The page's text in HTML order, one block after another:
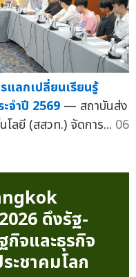
แลกเปลี่ยนเรียนรู้
จำปี 2569 — สถาบันส่ง
โลยี (สสวท.) จัดการ... 06
ดึงรัฐ-
จและธุรกิจ
ะชาคมโลก